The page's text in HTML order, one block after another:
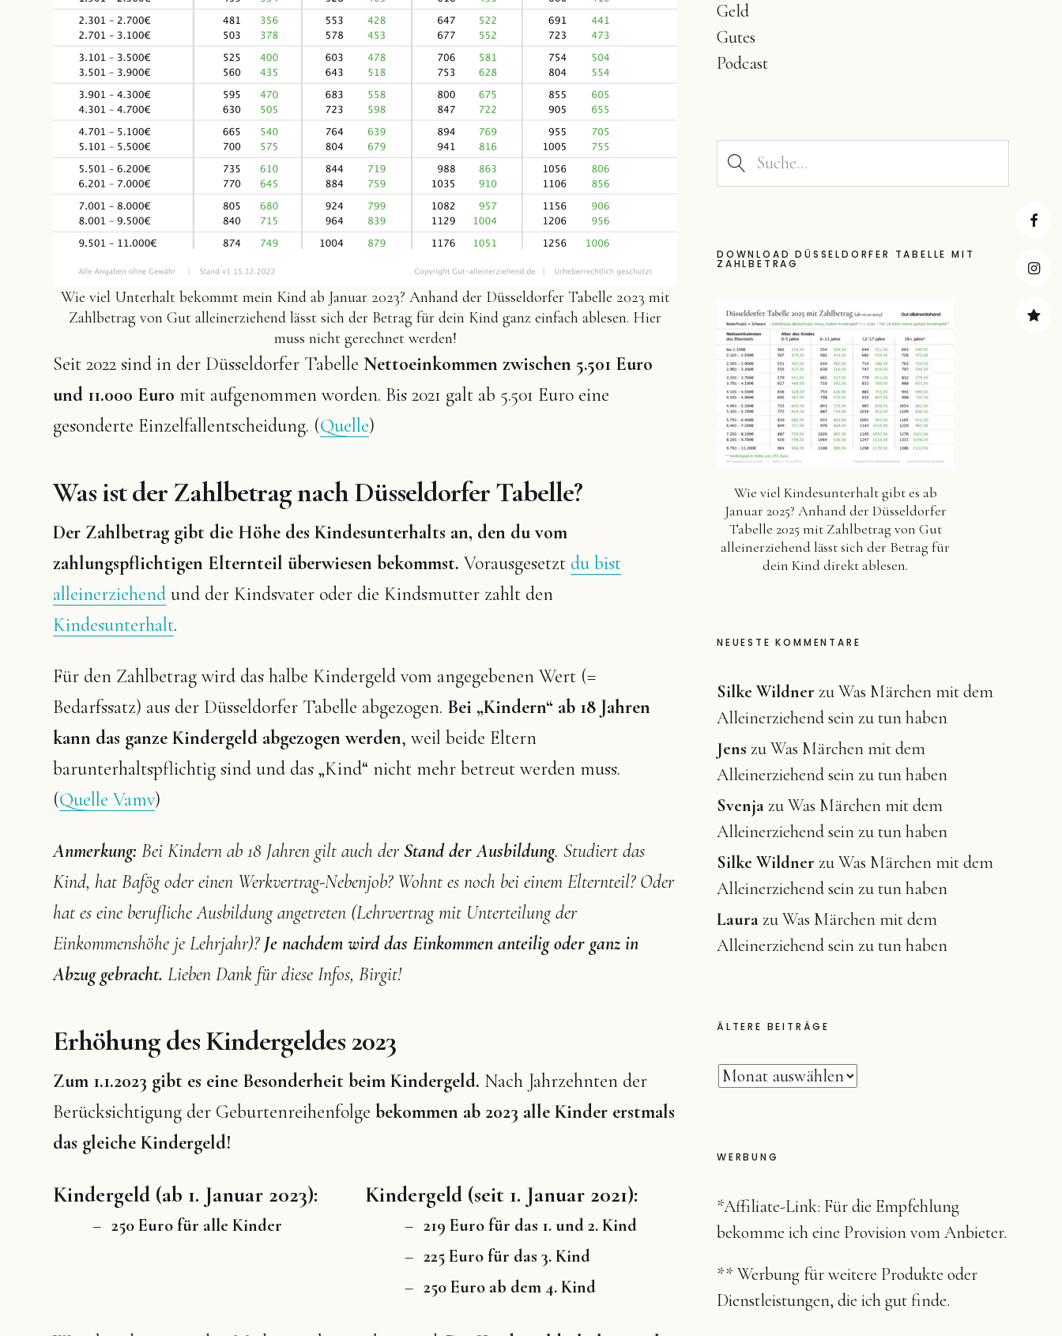
Wie viel Unterhalt bekommt mein Kind ab Januar 2023? Anhand der Düsseldorfer Tabelle 2023 mit
Zahlbetrag von Gut alleinerziehend lässt sich der Betrag für dein Kind ganz einfach ablesen. Hier
muss nicht gerechnet werden!
Seit 2022 sind in der Düsseldorfer Tabelle Nettoeinkommen zwischen 5.501 Euro
und 11.000 Euro mit aufgenommen worden. Bis 2021 galt ab 5.501 Euro eine
gesonderte Einzelfallentscheidung. (Quelle)
Was ist der Zahlbetrag nach Düsseldorfer Tabelle?
Der Zahlbetrag gibt die Höhe des Kindesunterhalts an, den du vom
zahlungspflichtigen Elternteil überwiesen bekommst. Vorausgesetzt du bist
alleinerziehend und der Kindsvater oder die Kindsmutter zahlt den
Kindesunterhalt.
Für den Zahlbetrag wird das halbe Kindergeld vom angegebenen Wert (=
Bedarfssatz) aus der Düsseldorfer Tabelle abgezogen. Bei „Kindern“ ab 18 Jahren
kann das ganze Kindergeld abgezogen werden, weil beide Eltern
barunterhaltspflichtig sind und das „Kind“ nicht mehr betreut werden muss.
(Quelle Vamv)
Anmerkung: Bei Kindern ab 18 Jahren gilt auch derStand der Ausbildung. Studiert das
Kind, hat Bafög oder einen Werkvertrag-Nebenjob? Wohnt es noch bei einem Elternteil? Oder
hat es eine berufliche Ausbildung angetreten (Lehrvertrag mit Unterteilung der
Einkommenshöhe je Lehrjahr)? Je nachdem wird das Einkommen anteilig oder ganz in
Abzug gebracht. Lieben Dank für diese Infos, Birgit!
Erhöhung des Kindergeldes 2023
Zum 1.1.2023 gibt es eine Besonderheit beim Kindergeld. Nach Jahrzehnten der
Berücksichtigung der Geburtenreihenfolge bekommen ab 2023 alle Kinder erstmals
das gleiche Kindergeld!
Kindergeld (ab 1. Januar 2023):
250 Euro für alle Kinder
Kindergeld (seit 1. Januar 2021):
219 Euro für das 1. und 2. Kind
225 Euro für das 3. Kind
250 Euro ab dem 4. Kind
Geld
Gutes
Podcast
DOWNLOAD DÜSSELDORFER TABELLE MIT
ZAHLBETRAG
Wie viel Kindesunterhalt gibt es ab
Januar 2025? Anhand der Düsseldorfer
Tabelle 2025 mit Zahlbetrag von Gut
alleinerziehend lässt sich der Betrag für
dein Kind direkt ablesen.
NEUESTE KOMMENTARE
Silke Wildner zuWas Märchen mit dem
Alleinerziehend sein zu tun haben
Jens zuWas Märchen mit dem
Alleinerziehend sein zu tun haben
Svenja zuWas Märchen mit dem
Alleinerziehend sein zu tun haben
Silke Wildner zuWas Märchen mit dem
Alleinerziehend sein zu tun haben
Laura zuWas Märchen mit dem
Alleinerziehend sein zu tun haben
ÄLTERE BEITRÄGE
WERBUNG
*Affiliate-Link: Für die Empfehlung
bekomme ich eine Provision vom Anbieter.
** Werbung für weitere Produkte oder
Dienstleistungen, die ich gut finde.